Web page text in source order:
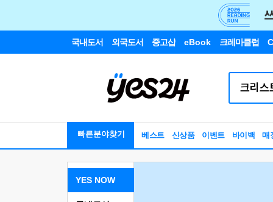
국내도서 외국도서 중고샵 eBook 크레마클럽
빠른분야찾기 베스트 신상품 이벤트 바이백 매
YES NOW